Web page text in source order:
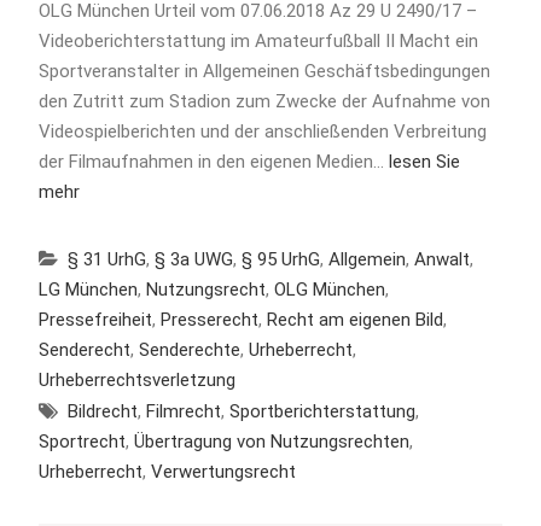
OLG München Urteil vom 07.06.2018 Az 29 U 2490/17 –
Videoberichterstattung im Amateurfußball II Macht ein
Sportveranstalter in Allgemeinen Geschäftsbedingungen
den Zutritt zum Stadion zum Zwecke der Aufnahme von
Videospielberichten und der anschließenden Verbreitung
der Filmaufnahmen in den eigenen Medien… lesen Sie
mehr
§ 31 UrhG, § 3a UWG, § 95 UrhG, Allgemein, Anwalt,
LG München, Nutzungsrecht, OLG München,
Pressefreiheit, Presserecht, Recht am eigenen Bild,
Senderecht, Senderechte, Urheberrecht,
Urheberrechtsverletzung
Bildrecht, Filmrecht, Sportberichterstattung,
Sportrecht, Übertragung von Nutzungsrechten,
Urheberrecht, Verwertungsrecht